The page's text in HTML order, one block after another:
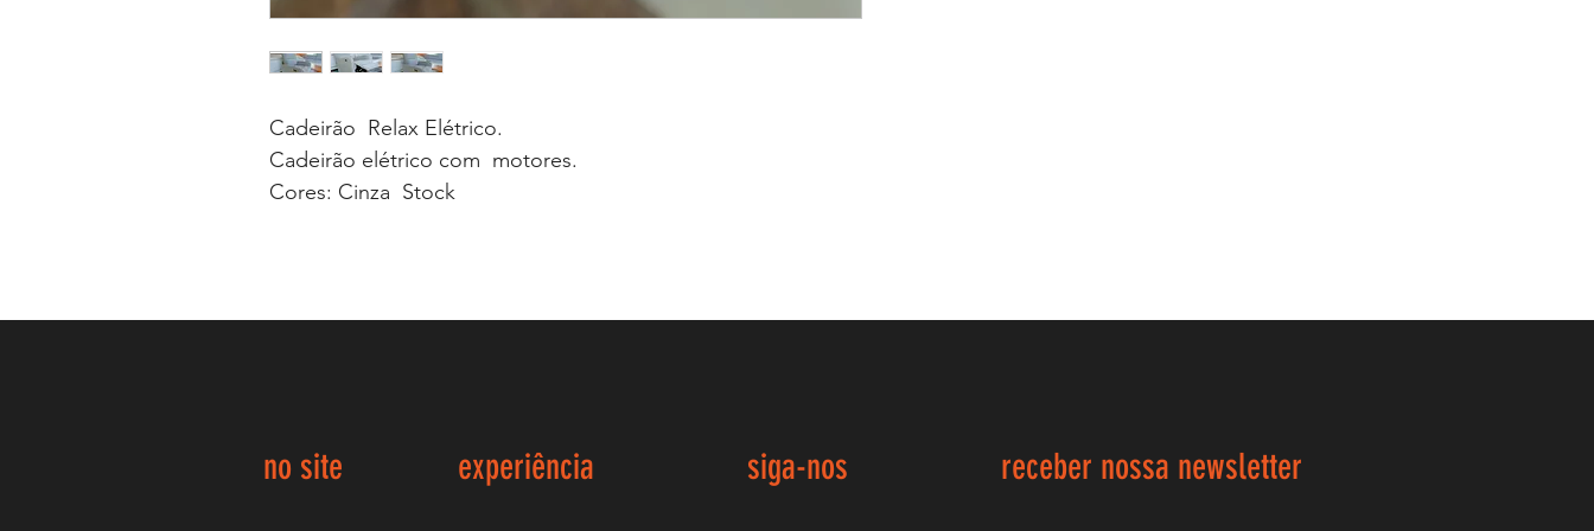
Cadeirão Relax Elétrico.
Cadeirão elétrico com motores.
Cores: Cinza Stock
no site experiência siga-nos receber nossa newsletter